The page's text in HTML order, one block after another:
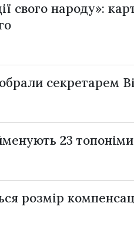
свого народу»:
секретарем
23
розмір